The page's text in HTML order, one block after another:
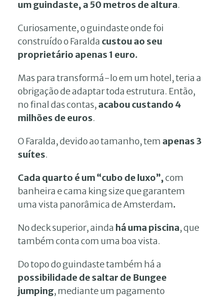
um guindaste, a 50 metros de altura.
Curiosamente, o guindaste onde foi
construído o Faralda custou ao seu
proprietário apenas 1 euro.
Mas para transformá-lo em um hotel, teria a
obrigação de adaptar toda estrutura. Então,
no final das contas, acabou custando 4
milhões de euros.
O Faralda, devido ao tamanho, tem apenas 3
suítes.
Cada quarto é um “cubo de luxo”,com
banheira e cama king size que garantem
uma vista panorâmica de Amsterdam.
No deck superior, ainda há uma piscina, que
também conta com uma boa vista.
Do topo do guindaste também há a
possibilidade de saltar de Bungee
jumping, mediante um pagamento